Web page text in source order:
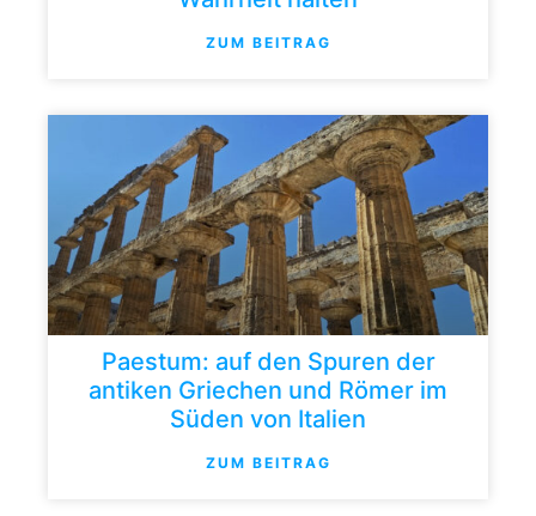
ZUM BEITRAG
Paestum: auf den Spuren der
antiken Griechen und Römer im
Süden von Italien
ZUM BEITRAG